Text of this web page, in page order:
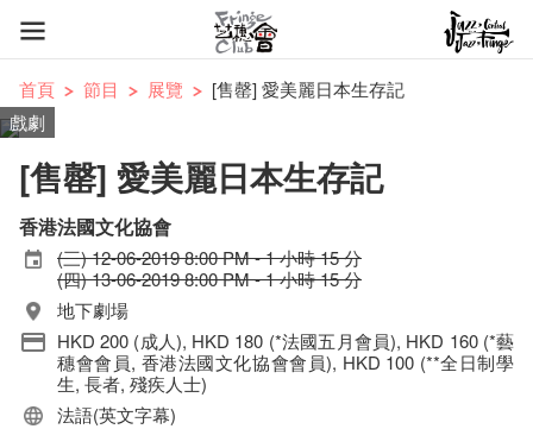
首頁 節目 展覽
[售罄] 愛美麗日本生存記
戲劇
[售罄] 愛美麗日本生存記
香港法國文化協會
(三) 12-06-2019 8:00 PM - 1 小時 15 分
(四) 13-06-2019 8:00 PM - 1 小時 15 分
地下劇場
HKD 200 (成人), HKD 180 (*法國五月會員), HKD 160 (*藝
穗會會員, 香港法國文化協會會員), HKD 100 (**全日制學
生, 長者, 殘疾人士)
法語(英文字幕)